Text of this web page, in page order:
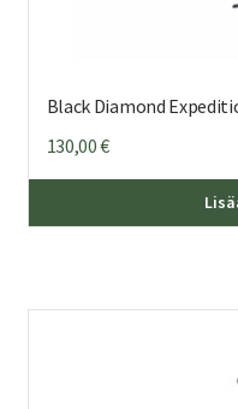
Black Diamond
130,00€